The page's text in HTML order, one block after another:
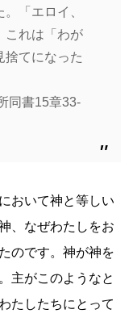
「エロイ、
これは「わが
捨てになった
同書15章33-
おいて神と等しい
、なぜわたしをお
のです。神が神を
主がこのようなと
たしたちにとって